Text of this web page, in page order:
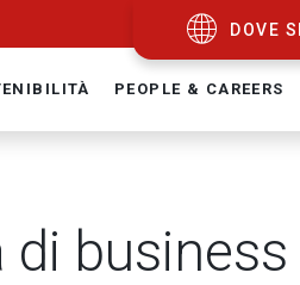
DOVE
PEOPLE & CAREERS
di business